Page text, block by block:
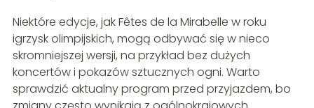
Niektóre edycje, jak Fêtes de la Mirabelle w roku
igrzysk olimpijskich, mogą odbywać się w nieco
skromniejszej wersji, na przykład bez dużych
koncertów i pokazów sztucznych ogni. Warto
sprawdzić aktualny program przed przyjazdem, bo